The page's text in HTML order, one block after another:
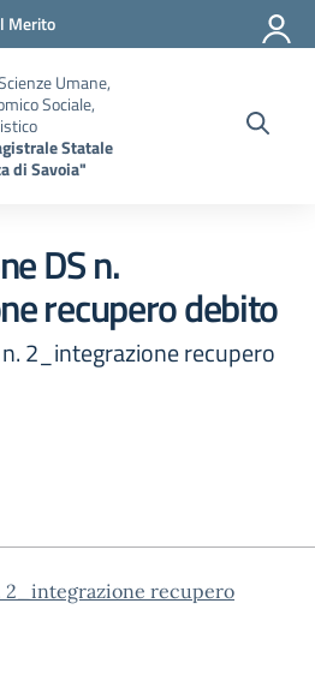
Merito
Umane,
Sociale,
Statale
di Savoia"
DS n.
recupero debito
2_integrazione recupero
2_integrazione recupero